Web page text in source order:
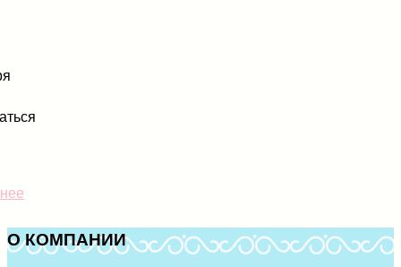
ОКОМПАНИИ